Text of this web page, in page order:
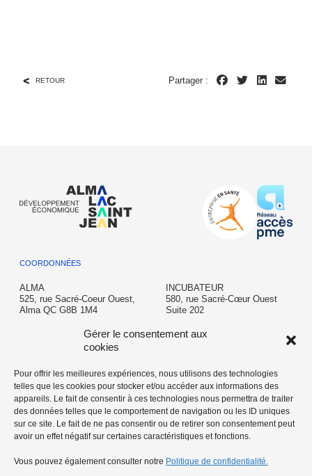
Gérer le consentement aux
cookies
Pour offrir les meilleures expériences, nous utilisons des technologies
telles que les cookies pour stocker et/ou accéder aux informations des
appareils. Le fait de consentir à ces technologies nous permettra de traiter
des données telles que le comportement de navigation ou les ID uniques
sur ce site. Le fait de ne pas consentir ou de retirer son consentement peut
avoir un effet négatif sur certaines caractéristiques et fonctions.
Vous pouvez également consulter notre Politique de confidentialité.
RETOUR Partager :
COORDONNÉES
ALMA
525, rue Sacré-Coeur Ouest,
Alma QC G8B 1M4
T: 418 662-6645
info@almalacsaintjean.ca
INCUBATEUR
580, rue Sacré-Cœur Ouest
Suite 202
incubateur@almalacsaintjean.ca
AÉROPORT
350 chemin de l'Aéroport,
Alma, QC G8B 5V2
T: 418 669-5104